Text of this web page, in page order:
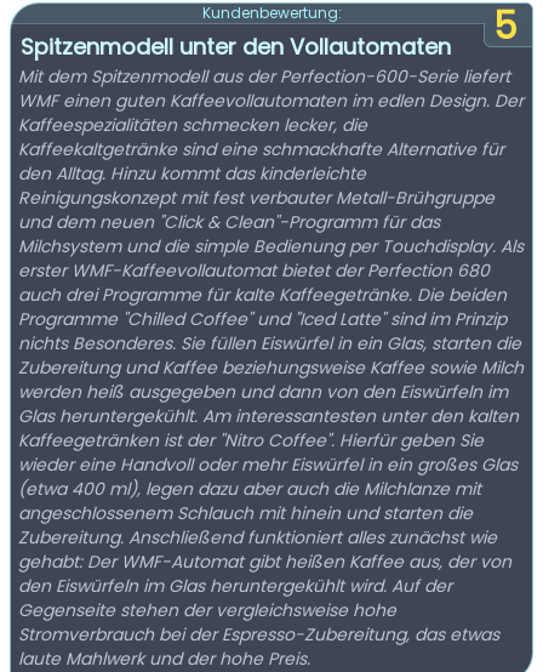
5
Kundenbewertung:
Spitzenmodell unter den Vollautomaten
Mit dem Spitzenmodell aus der Perfection-600-Serie liefert
WMF einen guten Kaffeevollautomaten im edlen Design. Der
Kaffeespezialitäten schmecken lecker, die
Kaffeekaltgetränke sind eine schmackhafte Alternative für
den Alltag. Hinzu kommt das kinderleichte
Reinigungskonzept mit fest verbauter Metall-Brühgruppe
und dem neuen "Click & Clean"-Programm für das
Milchsystem und die simple Bedienung per Touchdisplay. Als
erster WMF-Kaffeevollautomat bietet der Perfection 680
auch drei Programme für kalte Kaffeegetränke. Die beiden
Programme "Chilled Coffee" und "Iced Latte" sind im Prinzip
nichts Besonderes. Sie füllen Eiswürfel in ein Glas, starten die
Zubereitung und Kaffee beziehungsweise Kaffee sowie Milch
werden heiß ausgegeben und dann von den Eiswürfeln im
Glas heruntergekühlt. Am interessantesten unter den kalten
Kaffeegetränken ist der "Nitro Coffee". Hierfür geben Sie
wieder eine Handvoll oder mehr Eiswürfel in ein großes Glas
(etwa 400 ml), legen dazu aber auch die Milchlanze mit
angeschlossenem Schlauch mit hinein und starten die
Zubereitung. Anschließend funktioniert alles zunächst wie
gehabt: Der WMF-Automat gibt heißen Kaffee aus, der von
den Eiswürfeln im Glas heruntergekühlt wird. Auf der
Gegenseite stehen der vergleichsweise hohe
Stromverbrauch bei der Espresso-Zubereitung, das etwas
laute Mahlwerk und der hohe Preis.